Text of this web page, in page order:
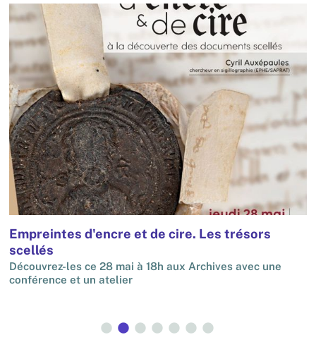
Empreintes d'encre et de cire. Les trésors
scellés
Découvrez-les ce 28 mai à 18h aux Archives avec une
conférence et un atelier